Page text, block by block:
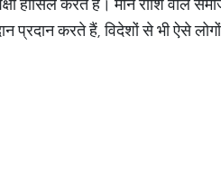
हासिल करते हैं। मीन राशि वाले
करते हैं, विदेशों से भी ऐसे